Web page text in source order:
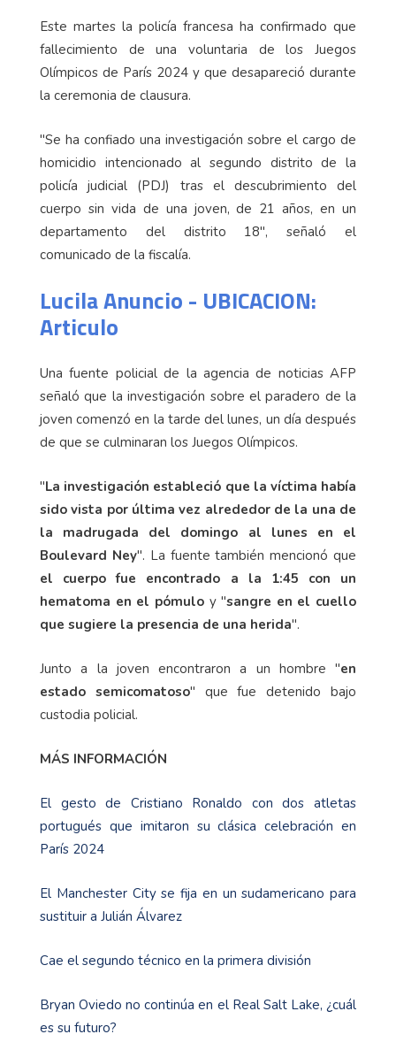
Este martes la policía francesa ha confirmado que
fallecimiento de una voluntaria de los Juegos
Olímpicos de París 2024 y que desapareció durante
la ceremonia de clausura.
"Se ha confiado una investigación sobre el cargo de
homicidio intencionado al segundo distrito de la
policía judicial (PDJ) tras el descubrimiento del
cuerpo sin vida de una joven, de 21 años, en un
departamento del distrito 18", señaló el
comunicado de la fiscalía.
Lucila Anuncio - UBICACION:
Articulo
Una fuente policial de la agencia de noticias AFP
señaló que la investigación sobre el paradero de la
joven comenzó en la tarde del lunes, un día después
de que se culminaran los Juegos Olímpicos.
"La investigación estableció que la víctima había
sido vista por última vez alrededor de la una de
la madrugada del domingo al lunes en el
Boulevard Ney". La fuente también mencionó que
el cuerpo fue encontrado a la 1:45 con un
hematoma en el pómuloy "sangre en el cuello
que sugiere la presencia de una herida".
Junto a la joven encontraron a un hombre "en
estado semicomatoso" que fue detenido bajo
custodia policial.
MÁS INFORMACIÓN
El gesto de Cristiano Ronaldo con dos atletas
portugués que imitaron su clásica celebración en
París 2024
El Manchester City se fija en un sudamericano para
sustituir a Julián Álvarez
Cae el segundo técnico en la primera división
Bryan Oviedo no continúa en el Real Salt Lake, ¿cuál
es su futuro?